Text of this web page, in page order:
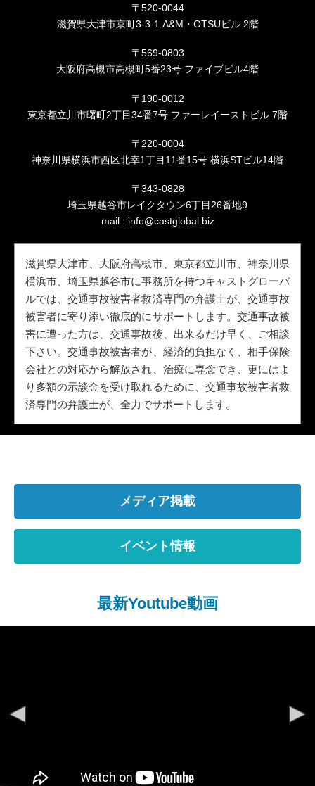
〒520-0044
滋賀県大津市京町3-3-1 A&M・OTSUビル 2階
〒569-0803
大阪府高槻市高槻町5番23号 ファイブビル4階
〒190-0012
東京都立川市曙町2丁目34番7号 ファーレイーストビル 7階
〒220-0004
神奈川県横浜市西区北幸1丁目11番15号 横浜STビル14階
〒343-0828
埼玉県越谷市レイクタウン6丁目26番地9
mail : info@castglobal.biz
滋賀県大津市、大阪府高槻市、東京都立川市、神奈川県
横浜市、埼玉県越谷市に事務所を持つキャストグローバ
ルでは、交通事故被害者救済専門の弁護士が、交通事故
被害者に寄り添い徹底的にサポートします。交通事故被
害に遭った方は、交通事故後、出来るだけ早く、ご相談
下さい。交通事故被害者が、経済的負担なく、相手保険
会社との対応から解放され、治療に専念でき、更にはよ
り多額の示談金を受け取れるために、交通事故被害者救
済専門の弁護士が、全力でサポートします。
メディア掲載
イベント情報
最新Youtube動画